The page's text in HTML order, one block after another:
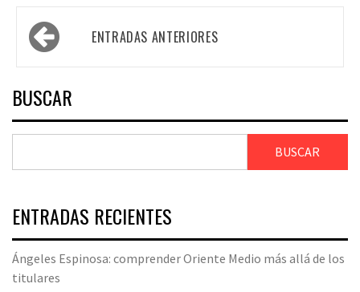
Navegación
de ENTRADAS ANTERIORES
BUSCAR
BUSCAR
ENTRADAS RECIENTES
Ángeles Espinosa: comprender Oriente Medio más allá de los
titulares